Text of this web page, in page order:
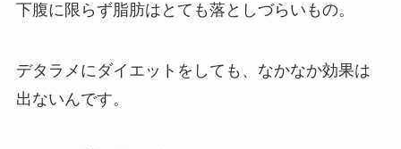
下腹に限らず脂肪はとても落としづらいもの。
デタラメにダイエットをしても、なかなか効果は
出ないんです。